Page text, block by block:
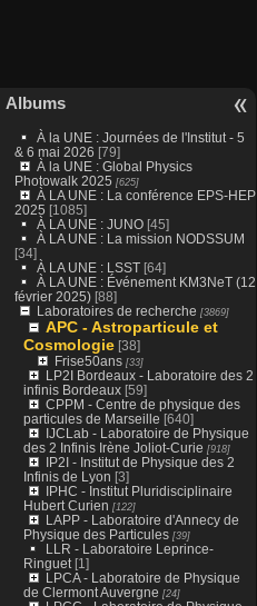
Albums
À la UNE : Journées de l'Institut - 5
& 6 mai 2026 [79]
À la UNE : Global Physics
Photowalk 2025 [625]
À LA UNE : La conférence EPS-HEP
2025 [1085]
À LA UNE : JUNO [45]
À LA UNE : La mission NODSSUM
[34]
À LA UNE : LSST[64]
À LA UNE : Événement KM3NeT (12
février 2025)[88]
Laboratoires de recherche [3869]
APC - Astroparticule et
Cosmologie[38]
Frise50ans[33]
LP2I Bordeaux - Laboratoire des 2
infinis Bordeaux[59]
CPPM - Centre de physique des
particules de Marseille [640]
IJCLab - Laboratoire de Physique
des 2 Infinis Irène Joliot-Curie [918]
IP2I - Institut de Physique des 2
Infinis de Lyon [3]
IPHC - Institut Pluridisciplinaire
Hubert Curien [122]
LAPP - Laboratoire d'Annecy de
Physique des Particules[39]
LLR - Laboratoire Leprince-
Ringuet[1]
LPCA - Laboratoire de Physique
de Clermont Auvergne [24]